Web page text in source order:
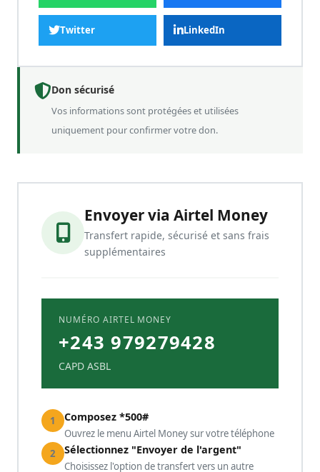
Envoyer via Airtel Money
Transfert rapide, sécurisé et sans frais
supplémentaires
NUMÉRO AIRTEL MONEY
+243 979279428
CAPD ASBL
1 Composez *500#
Ouvrez le menu Airtel Money sur votre téléphone
2
Sélectionnez "Envoyer de l'argent"
Choisissez l'option de transfert vers un autre
Twitter LinkedIn
Don sécurisé
Vos informations sont protégées et utilisées
uniquement pour confirmer votre don.